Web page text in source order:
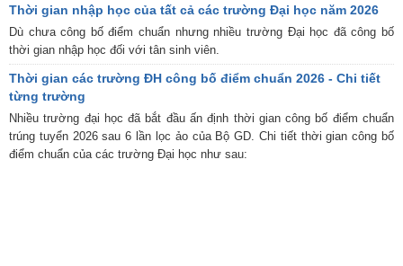
Thời gian nhập học của tất cả các trường Đại học năm 2026
Dù chưa công bố điểm chuẩn nhưng nhiều trường Đại học đã công bố
thời gian nhập học đối với tân sinh viên.
Thời gian các trường ĐH công bố điểm chuẩn 2026 - Chi tiết
từng trường
Nhiều trường đại học đã bắt đầu ấn định thời gian công bố điểm chuẩn
trúng tuyển 2026 sau 6 lần lọc ảo của Bộ GD. Chi tiết thời gian công bố
điểm chuẩn của các trường Đại học như sau: